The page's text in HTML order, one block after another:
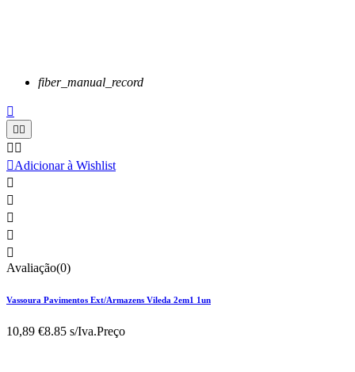
fiber_manual_record

 
 
Adicionar à Wishlist





Avaliação(0)
Vassoura Pavimentos Ext/Armazens Vileda 2em1 1un
10,89 €8.85 s/Iva.Preço